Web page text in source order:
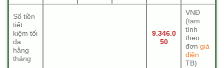
Số tiền
tiết
kiệm tối
đa
hằng
tháng
9.346.0
50
VNĐ
(tạm
tính
theo
đơn giá
điện
TB)